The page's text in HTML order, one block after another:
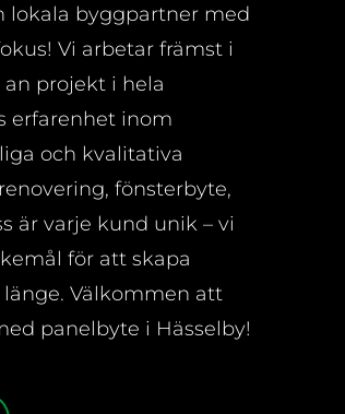
lokala byggpartner med
Vi arbetar främst i
projekt i hela
erfarenhet inom
och kvalitativa
fönsterbyte,
är varje kund unik – vi
för att skapa
Välkommen att
panelbyte i Hässelby!